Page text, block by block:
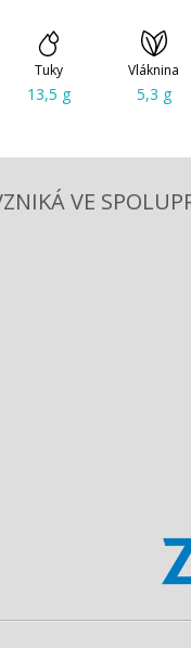
Tuky
13,5 g
Vláknina
5,3 g
VE